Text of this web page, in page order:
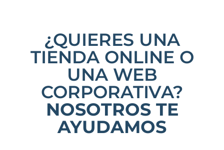
¿QUIERES UNA
TIENDA ONLINE O
UNA WEB
CORPORATIVA?
NOSOTROS TE
AYUDAMOS